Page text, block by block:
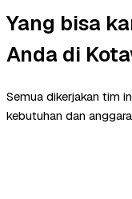
Yang bisa
Anda di
Semua dikerjakan tim
kebutuhan dan